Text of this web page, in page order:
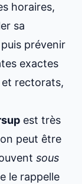
horaires,
sa
prévenir
exactes
et rectorats,
est très
peut être
sous
le rappelle